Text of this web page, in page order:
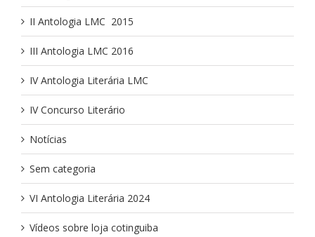
II Antologia LMC ­ 2015
III Antologia LMC 2016
IV Antologia Literária LMC
IV Concurso Literário
Notícias
Sem categoria
VI Antologia Literária 2024
Vídeos sobre loja cotinguiba